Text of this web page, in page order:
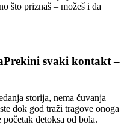
što priznaš – možeš i da
svaki kontakt –
storija, nema čuvanja
dok god traži tragove onoga
detoksa od bola.